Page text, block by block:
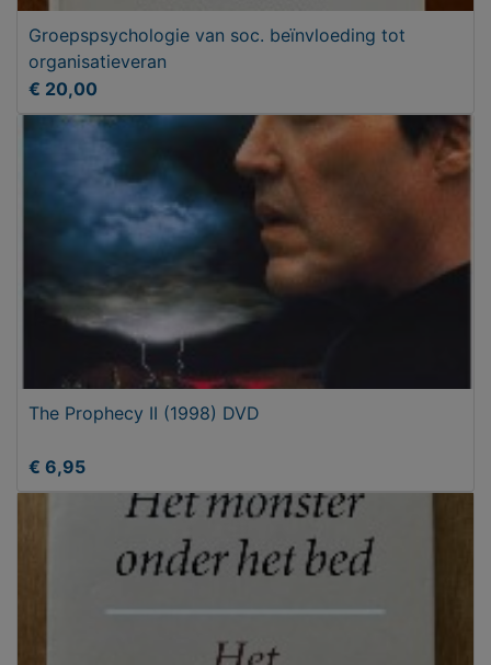
Groepspsychologie van soc. beïnvloeding tot
organisatieveran
€ 20,00
The Prophecy II (1998) DVD
€ 6,95